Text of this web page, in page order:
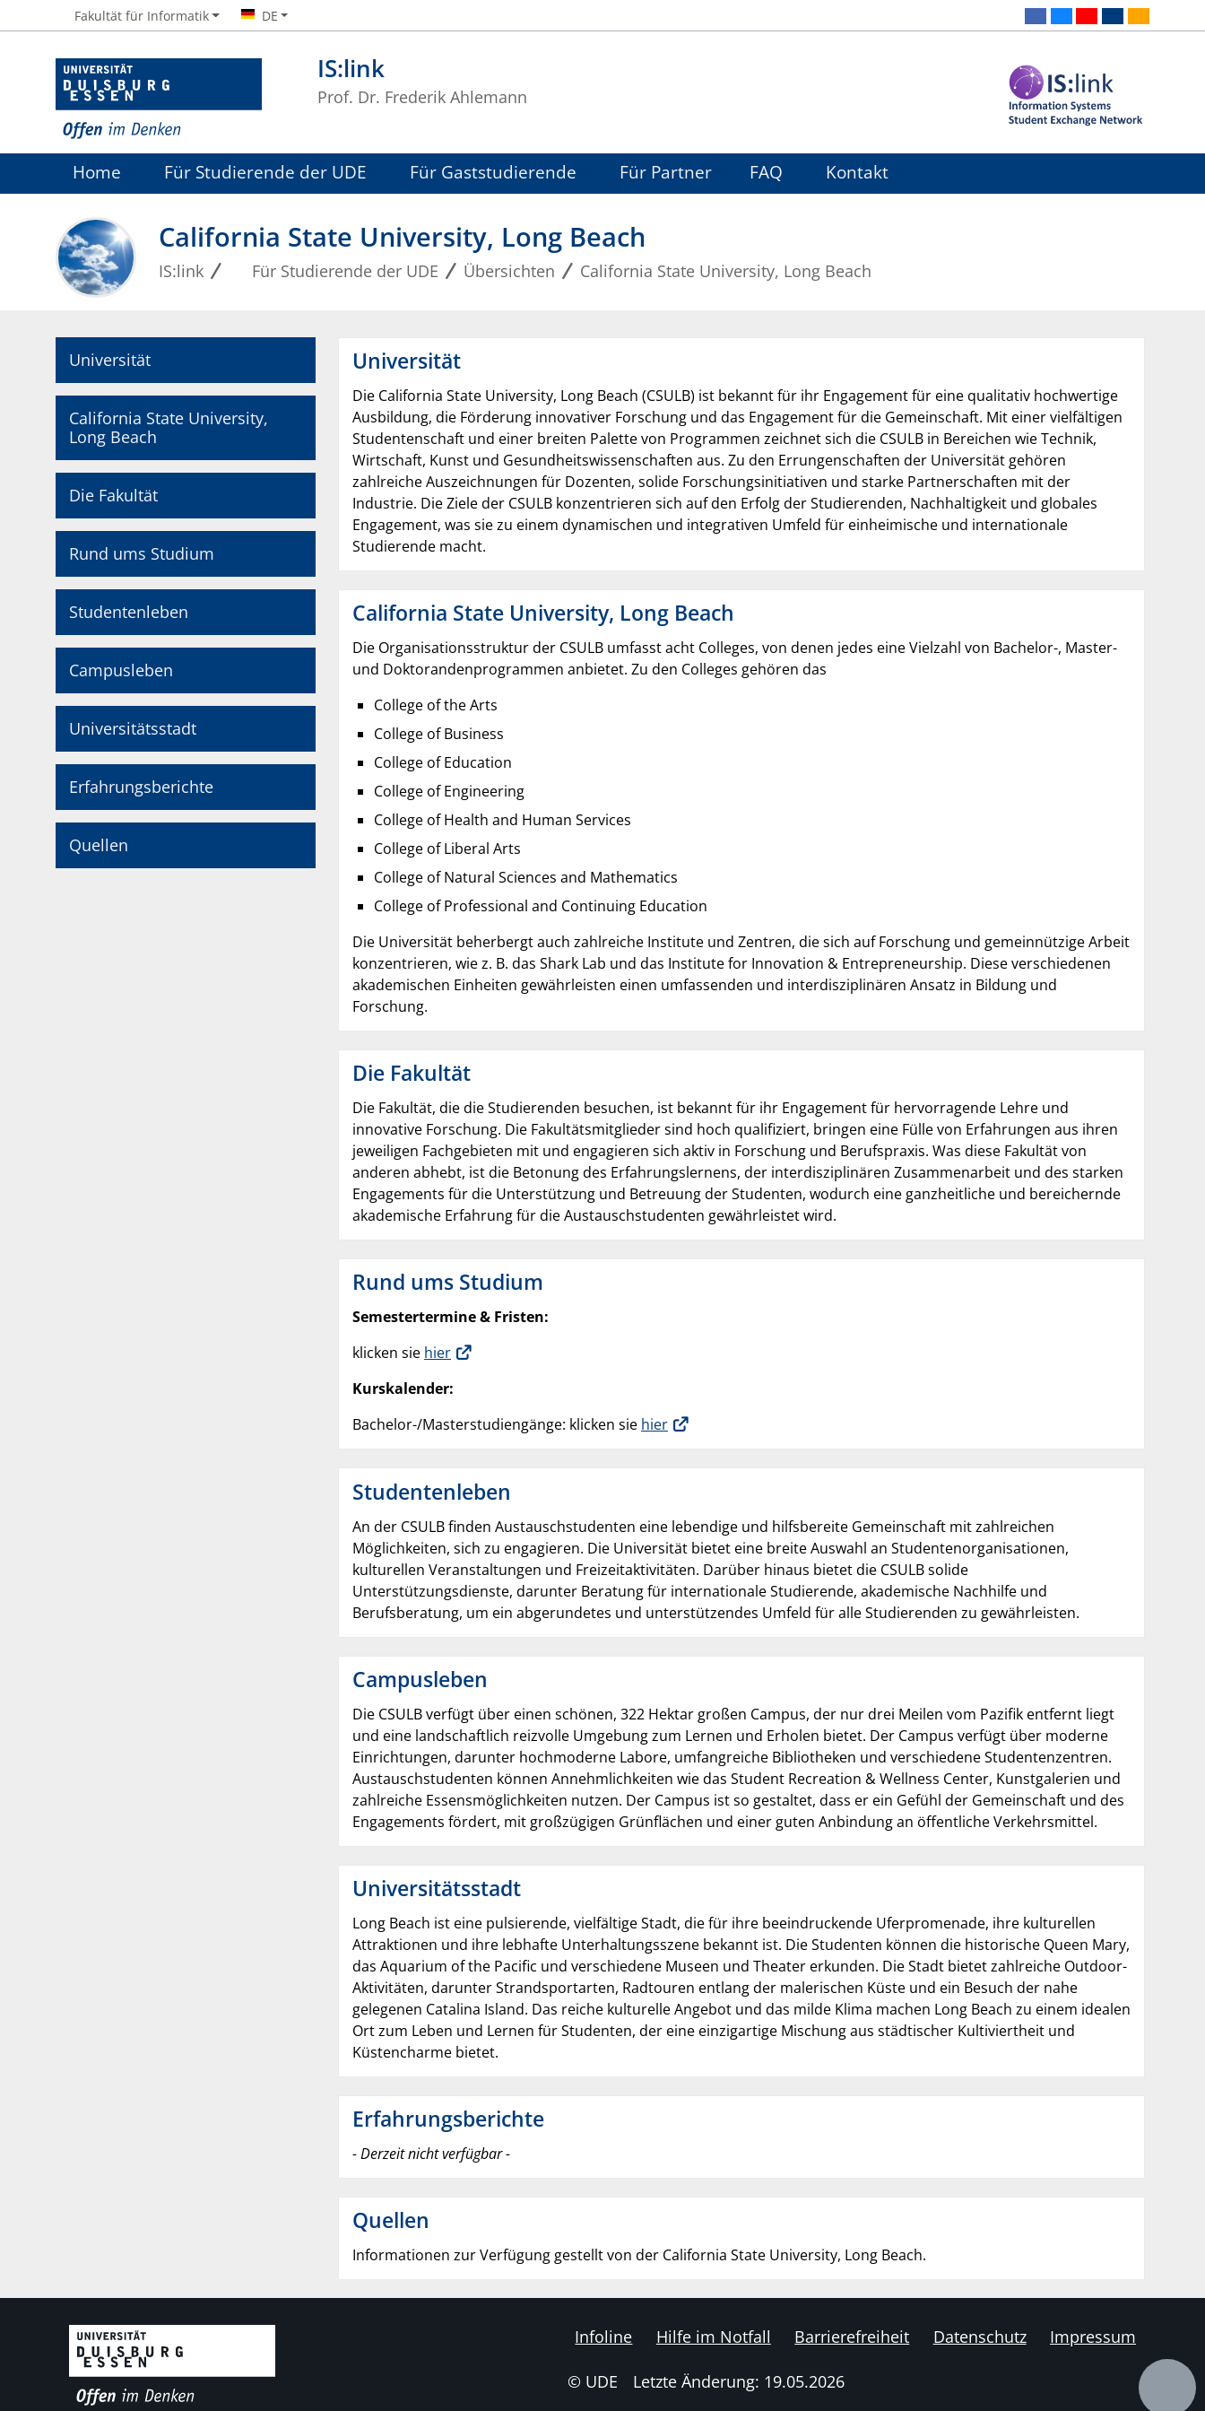
IS:link
Prof. Dr. Frederik Ahlemann
Fakultät für Informatik DE
Home Für Studierende der UDE Für Gaststudierende Für Partner FAQ Kontakt
California State University, Long Beach
IS:link Für Studierende der UDE Übersichten California State University, Long Beach
Universität
California State University,
Long Beach
Die Fakultät
Rund ums Studium
Studentenleben
Campusleben
Universitätsstadt
Erfahrungsberichte
Quellen
Universität
Die California State University, Long Beach (CSULB) ist bekannt für ihr Engagement für eine qualitativ hochwertige
Ausbildung, die Förderung innovativer Forschung und das Engagement für die Gemeinschaft. Mit einer vielfältigen
Studentenschaft und einer breiten Palette von Programmen zeichnet sich die CSULB in Bereichen wie Technik,
Wirtschaft, Kunst und Gesundheitswissenschaften aus. Zu den Errungenschaften der Universität gehören
zahlreiche Auszeichnungen für Dozenten, solide Forschungsinitiativen und starke Partnerschaften mit der
Industrie. Die Ziele der CSULB konzentrieren sich auf den Erfolg der Studierenden, Nachhaltigkeit und globales
Engagement, was sie zu einem dynamischen und integrativen Umfeld für einheimische und internationale
Studierende macht.
California State University, Long Beach
Die Organisationsstruktur der CSULB umfasst acht Colleges, von denen jedes eine Vielzahl von Bachelor-, Master-
und Doktorandenprogrammen anbietet. Zu den Colleges gehören das
College of the Arts
College of Business
College of Education
College of Engineering
College of Health and Human Services
College of Liberal Arts
College of Natural Sciences and Mathematics
College of Professional and Continuing Education
Die Universität beherbergt auch zahlreiche Institute und Zentren, die sich auf Forschung und gemeinnützige Arbeit
konzentrieren, wie z. B. das Shark Lab und das Institute for Innovation & Entrepreneurship. Diese verschiedenen
akademischen Einheiten gewährleisten einen umfassenden und interdisziplinären Ansatz in Bildung und
Forschung.
Die Fakultät
Die Fakultät, die die Studierenden besuchen, ist bekannt für ihr Engagement für hervorragende Lehre und
innovative Forschung. Die Fakultätsmitglieder sind hoch qualifiziert, bringen eine Fülle von Erfahrungen aus ihren
jeweiligen Fachgebieten mit und engagieren sich aktiv in Forschung und Berufspraxis. Was diese Fakultät von
anderen abhebt, ist die Betonung des Erfahrungslernens, der interdisziplinären Zusammenarbeit und des starken
Engagements für die Unterstützung und Betreuung der Studenten, wodurch eine ganzheitliche und bereichernde
akademische Erfahrung für die Austauschstudenten gewährleistet wird.
Rund ums Studium
Semestertermine & Fristen:
klicken sie hier
Kurskalender:
Bachelor-/Masterstudiengänge: klicken sie hier
Studentenleben
An der CSULB finden Austauschstudenten eine lebendige und hilfsbereite Gemeinschaft mit zahlreichen
Möglichkeiten, sich zu engagieren. Die Universität bietet eine breite Auswahl an Studentenorganisationen,
kulturellen Veranstaltungen und Freizeitaktivitäten. Darüber hinaus bietet die CSULB solide
Unterstützungsdienste, darunter Beratung für internationale Studierende, akademische Nachhilfe und
Berufsberatung, um ein abgerundetes und unterstützendes Umfeld für alle Studierenden zu gewährleisten.
Campusleben
Die CSULB verfügt über einen schönen, 322 Hektar großen Campus, der nur drei Meilen vom Pazifik entfernt liegt
und eine landschaftlich reizvolle Umgebung zum Lernen und Erholen bietet. Der Campus verfügt über moderne
Einrichtungen, darunter hochmoderne Labore, umfangreiche Bibliotheken und verschiedene Studentenzentren.
Austauschstudenten können Annehmlichkeiten wie das Student Recreation & Wellness Center, Kunstgalerien und
zahlreiche Essensmöglichkeiten nutzen. Der Campus ist so gestaltet, dass er ein Gefühl der Gemeinschaft und des
Engagements fördert, mit großzügigen Grünflächen und einer guten Anbindung an öffentliche Verkehrsmittel.
Universitätsstadt
Long Beach ist eine pulsierende, vielfältige Stadt, die für ihre beeindruckende Uferpromenade, ihre kulturellen
Attraktionen und ihre lebhafte Unterhaltungsszene bekannt ist. Die Studenten können die historische Queen Mary,
das Aquarium of the Pacific und verschiedene Museen und Theater erkunden. Die Stadt bietet zahlreiche Outdoor-
Aktivitäten, darunter Strandsportarten, Radtouren entlang der malerischen Küste und ein Besuch der nahe
gelegenen Catalina Island. Das reiche kulturelle Angebot und das milde Klima machen Long Beach zu einem idealen
Ort zum Leben und Lernen für Studenten, der eine einzigartige Mischung aus städtischer Kultiviertheit und
Küstencharme bietet.
Erfahrungsberichte
- Derzeit nicht verfügbar -
Quellen
Informationen zur Verfügung gestellt von der California State University, Long Beach.
Infoline Hilfe im Notfall Barrierefreiheit Datenschutz Impressum
© UDE Letzte Änderung: 19.05.2026